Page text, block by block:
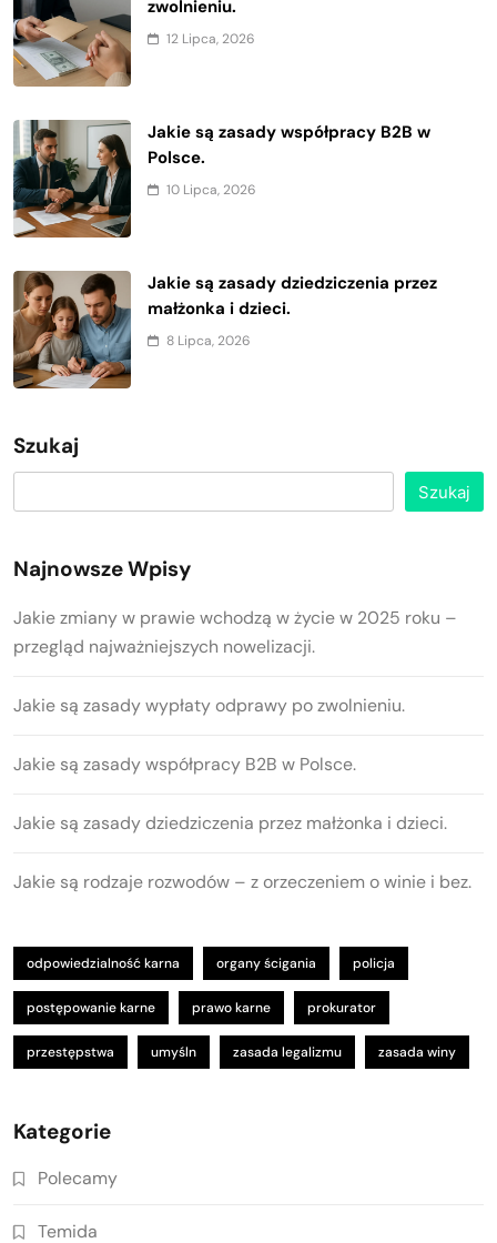
zwolnieniu.
12 Lipca, 2026
Jakie są zasady współpracy B2B w
Polsce.
10 Lipca, 2026
Jakie są zasady dziedziczenia przez
małżonka i dzieci.
8 Lipca, 2026
Szukaj
Szukaj
Najnowsze Wpisy
Jakie zmiany w prawie wchodzą w życie w 2025 roku –
przegląd najważniejszych nowelizacji.
Jakie są zasady wypłaty odprawy po zwolnieniu.
Jakie są zasady współpracy B2B w Polsce.
Jakie są zasady dziedziczenia przez małżonka i dzieci.
Jakie są rodzaje rozwodów – z orzeczeniem o winie i bez.
odpowiedzialność karna organy ścigania policja
postępowanie karne prawo karne prokurator
przestępstwa umyśln zasada legalizmu zasada winy
Kategorie
Polecamy
Temida